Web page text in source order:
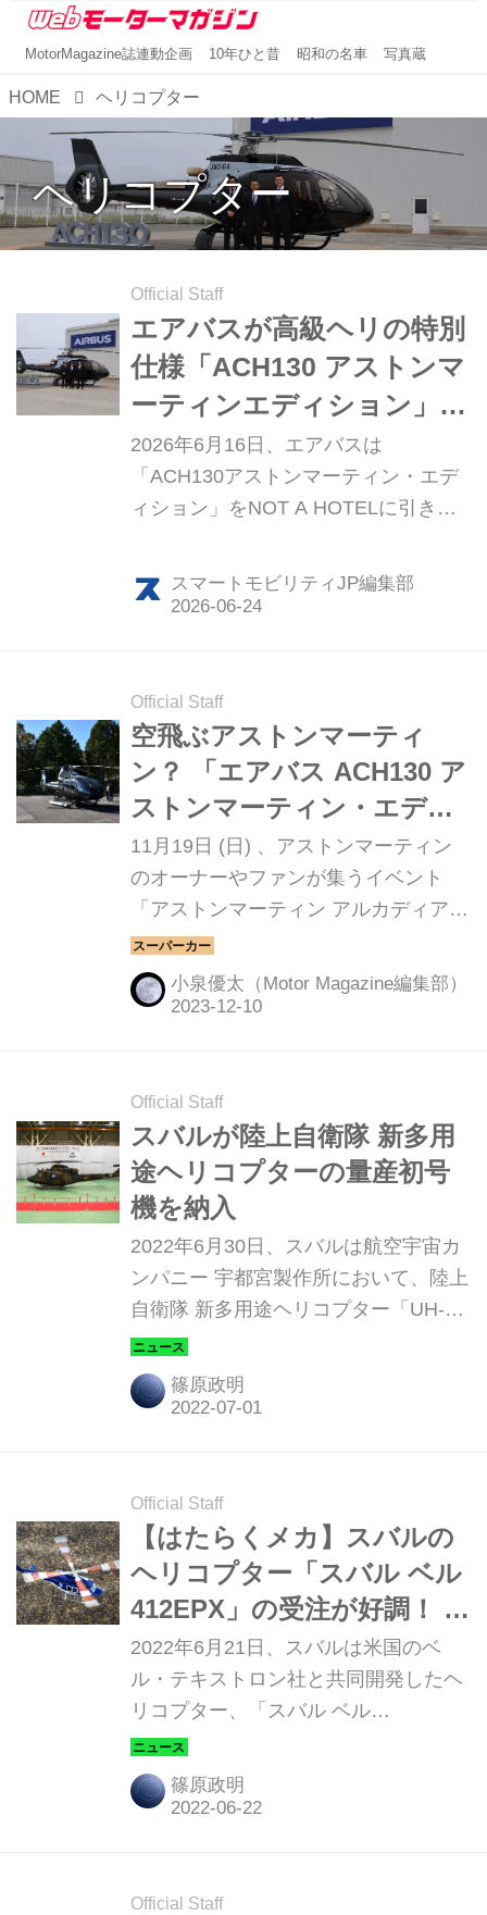
MotorMagazine誌連動企画 10年ひと昔 昭和の名車 写真蔵
HOME ヘリコプター
ヘリコプター
Official Staff
エアバスが高級ヘリの特別
仕様「ACH130 アストンマ
ーティンエディション」を
日本に初導入
2026年6月16日、エアバスは
「ACH130アストンマーティン・エデ
ィション」をNOT A HOTELに引き渡
に導入するのはこれが初めてで、さら
にもう1機の納入を進めているとい
スマートモビリティJP編集部
Official Staff
空飛ぶアストンマーティ
ン？ 「エアバス ACH130 ア
ストンマーティン・エディ
ション」が日本に飛来
11月19日 (日) 、アストンマーティン
のオーナーやファンが集うイベント
「アストンマーティン アルカディア東
京 2023」の会場である富士スピード
ウェイに1機のヘリコプターが飛来し
ました。このヘリコプター、実はアス
小泉優太（Motor Magazine編集部）
Official Staff
スバルが陸上自衛隊 新多用
途ヘリコプターの量産初号
機を納入
2022年6月30日、スバルは航空宇宙カ
ンパニー 宇都宮製作所において、陸上
自衛隊 新多用途ヘリコプター「UH-
2」の量産初号機を陸上自衛隊に納入
した。
篠原政明
Official Staff
【はたらくメカ】スバルの
ヘリコプター「スバル ベル
412EPX」の受注が好調！ 今
回は海上保安庁から
2022年6月21日、スバルは米国のベ
ル・テキストロン社と共同開発したヘ
リコプター、「スバル ベル
（SUBARU BELL）412EPX」を海上
保安庁から受注した。納入は2025年を
予定している。
篠原政明
Official Staff